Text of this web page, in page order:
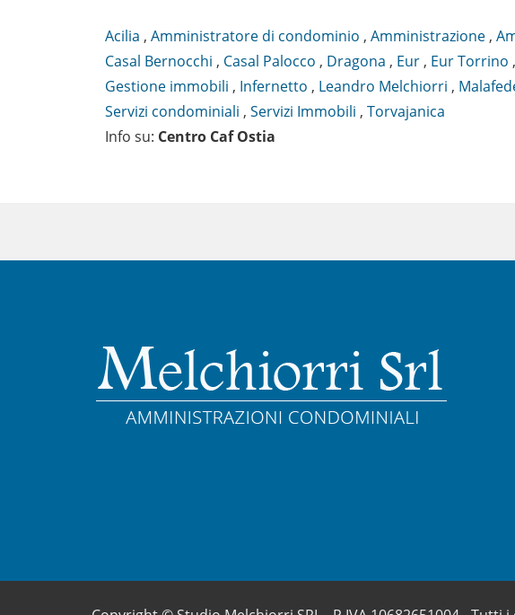
Acilia , Amministratore di condominio , Amministrazione ,
Casal Bernocchi , Casal Palocco , Dragona , Eur , Eur Torrino ,
Gestione immobili , Infernetto , Leandro Melchiorri ,
Servizi condominiali , Servizi Immobili , Torvajanica
Info su: Centro Caf Ostia